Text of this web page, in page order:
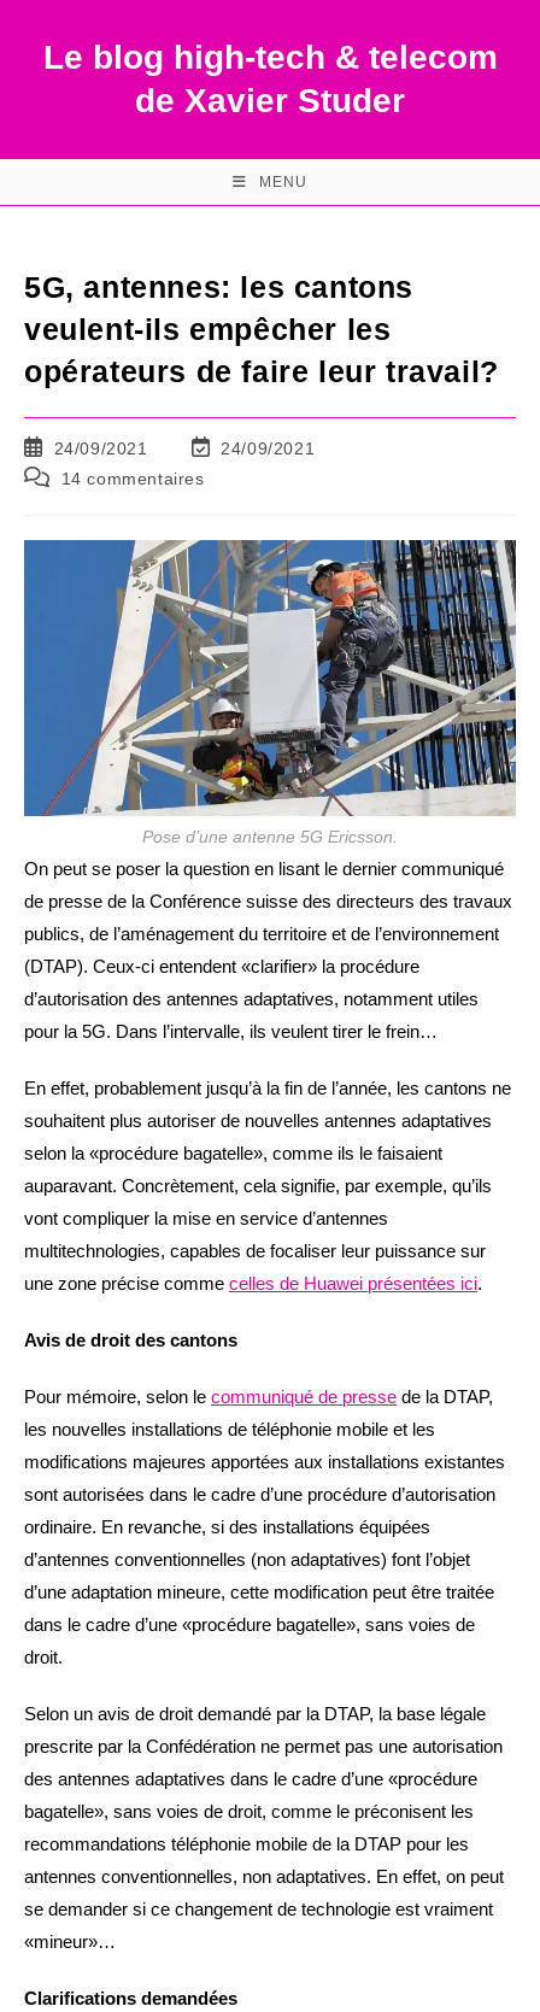
contentLe blog high-tech & telecom
de Xavier Studer
MENU
5G, antennes: les cantons
veulent-ils empêcher les
opérateurs de faire leur travail?
Publication
publiée :
24/09/2021
Dernière
publication :
24/09/2021
Commentaires
publication :
14 commentaires
Pose d’une antenne 5G Ericsson.
On peut se poser la question en lisant le dernier communiqué
de presse de la Conférence suisse des directeurs des travaux
publics, de l’aménagement du territoire et de l’environnement
(DTAP). Ceux-ci entendent «clarifier» la procédure
d’autorisation des antennes adaptatives, notamment utiles
pour la 5G. Dans l’intervalle, ils veulent tirer le frein…
En effet, probablement jusqu’à la fin de l’année, les cantons ne
souhaitent plus autoriser de nouvelles antennes adaptatives
selon la «procédure bagatelle», comme ils le faisaient
auparavant. Concrètement, cela signifie, par exemple, qu’ils
vont compliquer la mise en service d’antennes
multitechnologies, capables de focaliser leur puissance sur
une zone précise comme celles de Huawei présentées ici.
Avis de droit des cantons
Pour mémoire, selon le communiqué de presse de la DTAP,
les nouvelles installations de téléphonie mobile et les
modifications majeures apportées aux installations existantes
sont autorisées dans le cadre d’une procédure d’autorisation
ordinaire. En revanche, si des installations équipées
d’antennes conventionnelles (non adaptatives) font l’objet
d’une adaptation mineure, cette modification peut être traitée
dans le cadre d’une «procédure bagatelle», sans voies de
droit.
Selon un avis de droit demandé par la DTAP, la base légale
prescrite par la Confédération ne permet pas une autorisation
des antennes adaptatives dans le cadre d’une «procédure
bagatelle», sans voies de droit, comme le préconisent les
recommandations téléphonie mobile de la DTAP pour les
antennes conventionnelles, non adaptatives. En effet, on peut
se demander si ce changement de technologie est vraiment
«mineur»…
Clarifications demandées